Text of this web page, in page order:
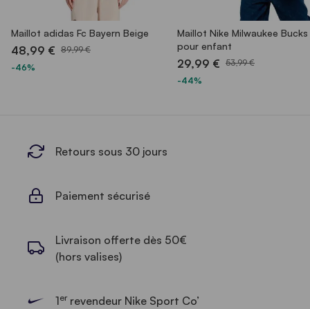
Maillot adidas Fc Bayern Beige
48,99 € 89,99 €
-46%
Maillot Nike Milwaukee
pour enfant
29,99 € 53,99 €
-44%
Retours sous 30 jours
Paiement sécurisé
Livraison offerte dès 50€
(hors valises)
1errevendeur Nike Sport Co’